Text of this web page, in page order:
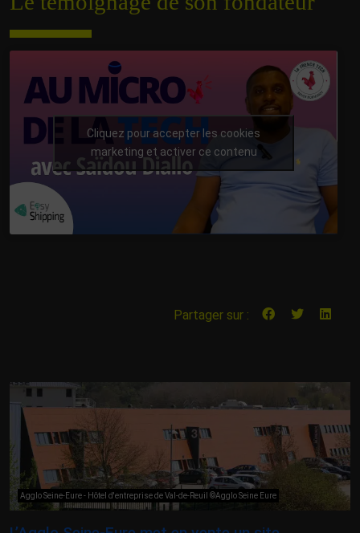
Cliquez pour accepter les cookies
marketing et activer ce contenu
Partager sur :
Agglo Seine-Eure - Hôtel d'entreprise de Val-de-Reuil ©Agglo Seine Eure